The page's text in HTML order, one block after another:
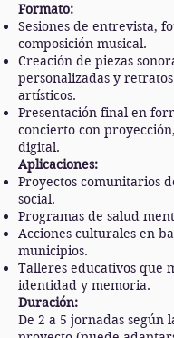
Formato:
Sesiones de entrevista,
composición musical.
Creación de piezas
personalizadas y
artísticos.
Presentación final en
concierto con
digital.
Aplicaciones:
Proyectos comunitarios
social.
Programas de salud
Acciones culturales en
municipios.
Talleres educativos que
identidad y memoria.
Duración:
De 2 a 5 jornadas según